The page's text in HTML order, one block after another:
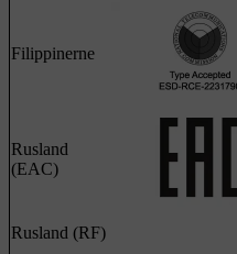
Filippinerne
Rusland
(EAC)
Rusland (RF)